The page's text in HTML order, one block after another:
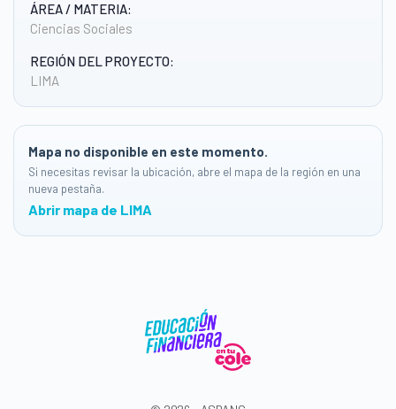
ÁREA / MATERIA:
Ciencias Sociales
REGIÓN DEL PROYECTO:
LIMA
Mapa no disponible en este momento.
Si necesitas revisar la ubicación, abre el mapa de la región en una
nueva pestaña.
Abrir mapa de LIMA